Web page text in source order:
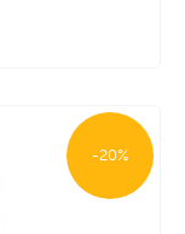
-20%